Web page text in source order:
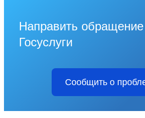
Направить обращение
Госуслуги
Сообщить о